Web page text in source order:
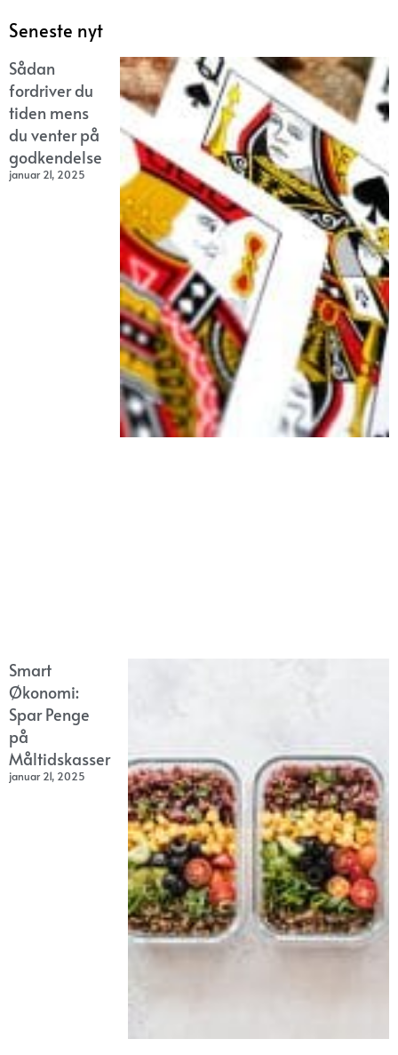
Seneste nyt
Sådan
fordriver du
tiden mens
du venter på
godkendelse
januar 21, 2025
Smart
Økonomi:
Spar Penge
på
Måltidskasser
januar 21, 2025